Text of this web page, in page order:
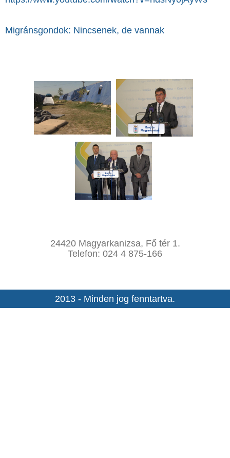
Migránsgondok: Nincsenek, de vannak
24420 Magyarkanizsa, Fő tér 1.
Telefon: 024 4 875-166
2013 - Minden jog fenntartva.